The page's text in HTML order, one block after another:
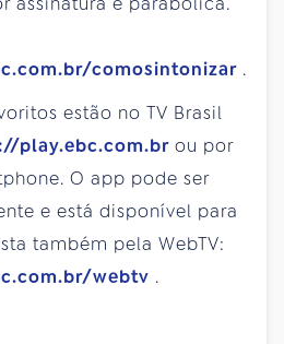
comosintonizar .
estão no TV Brasil
play.ebc.com.br ou por
O app pode ser
e está disponível para
também pela WebTV:
webtv .